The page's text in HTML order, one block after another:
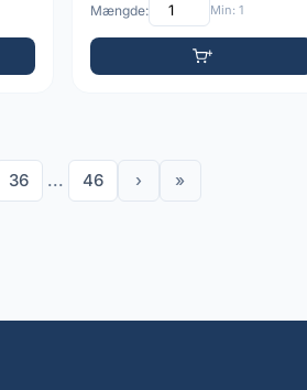
Mængde: Min: 1
36 ... 46 › »